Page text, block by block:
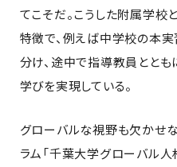
てこそだ。こうした附属学
特徴で、例えば中学校の本
分け、途中で指導教員とと
学びを実現している。
グローバルな視野も欠かせ
ラム「千葉大学グローバル